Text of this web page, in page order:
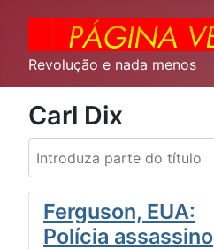
Revolução e nada menos
Carl Dix
Introduza parte do título
Ferguson, EUA:
Polícia assassino